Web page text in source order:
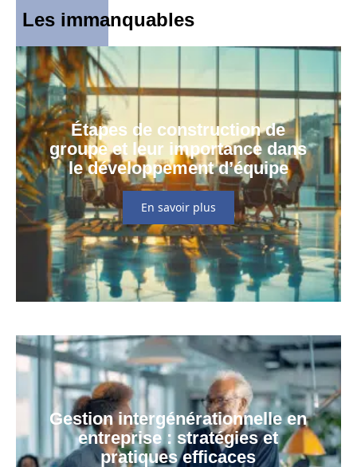
Les immanquables
Étapes de construction de
groupe et leur importance dans
le développement d’équipe
En savoir plus
Gestion intergénérationnelle en
entreprise : stratégies et
pratiques efficaces